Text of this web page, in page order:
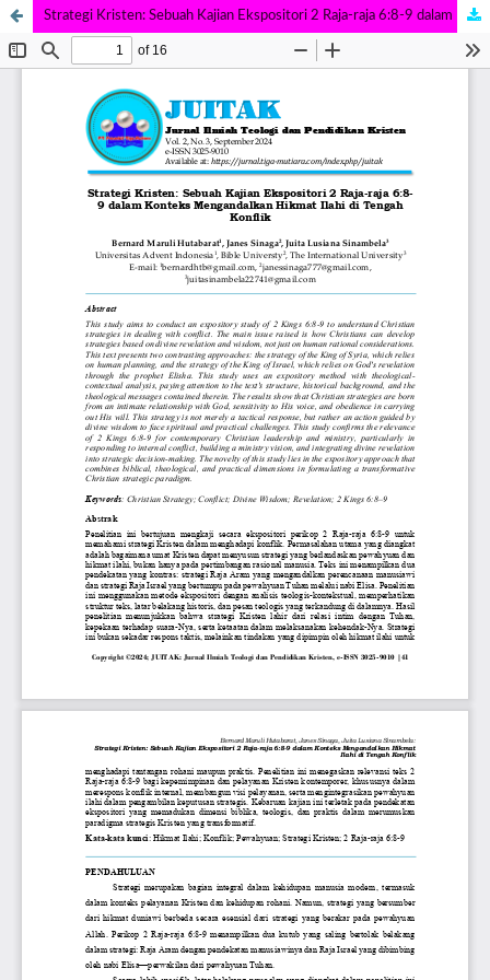
Strategi Kristen: Sebuah Kajian Ekspositori 2 Raja-raja 6:8-9 dalam Konteks Mengandalkan Hikmat Ilahi di Tengah Konflik